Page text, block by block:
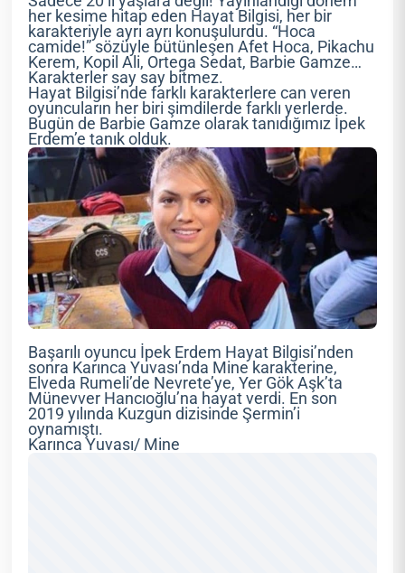
her kesime hitap eden Hayat Bilgisi, her bir
karakteriyle ayrı ayrı konuşulurdu. “Hoca
camide!” sözüyle bütünleşen Afet Hoca, Pikachu
Kerem, Kopil Ali, Ortega Sedat, Barbie Gamze…
Karakterler say say bitmez.
Hayat Bilgisi’nde farklı karakterlere can veren
oyuncuların her biri şimdilerde farklı yerlerde.
Bugün de Barbie Gamze olarak tanıdığımız İpek
Erdem’e tanık olduk.
Başarılı oyuncu İpek Erdem Hayat Bilgisi’nden
sonra Karınca Yuvası’nda Mine karakterine,
Elveda Rumeli’de Nevrete’ye, Yer Gök Aşk’ta
Münevver Hancıoğlu’na hayat verdi. En son
2019 yılında Kuzgun dizisinde Şermin’i
oynamıştı.
Karınca Yuvası/ Mine